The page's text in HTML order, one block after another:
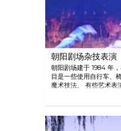
朝阳剧场杂技表演
朝阳剧场建于 1984 年
目是一些使用自行车、
魔术技法。 有些艺术表
演出时间为一小时，并